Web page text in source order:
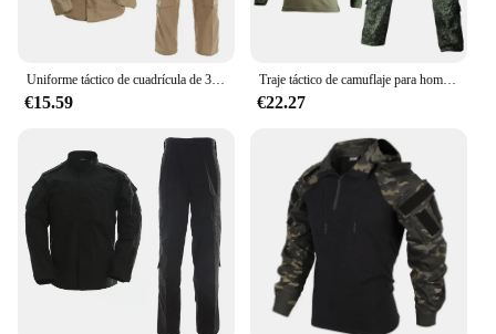
€15.59
Traje táctico de camuflaje para hombre, camisa de caza, pantalones, ropa táctica de combate, pantalones Cargo, nuevo
€22.27